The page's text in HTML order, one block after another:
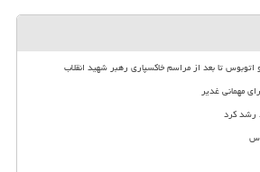
اتوبوس تا بعد از مراسم خاکسپاری رهبر شهید انقلاب
مهمانی غدیر